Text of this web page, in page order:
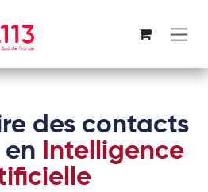
des contacts
en Intelligence